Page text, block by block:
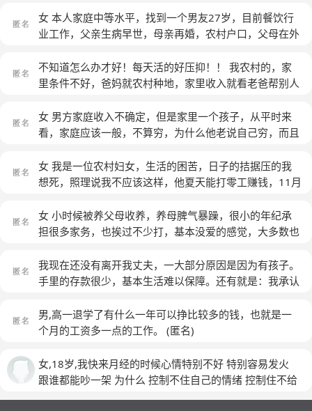
心，每天就钱钱钱。 (匿名)
女 本人家庭中等水平，找到一个男友27岁，目前餐饮行
业工作，父亲生病早世，母亲再婚，农村户口，父母在外
意对方的家境，我自己也很为难和犹豫。我男友应该算是
潜力股，但是不知道未来生活会怎样，都说贫贱夫妻百事
好，难以分开，难道嫁给穷人就一定不会幸福吗？？(匿
名)
不知道怎么办才好！每天活的好压抑！！ 我农村的，家
里条件不好，爸妈就农村种地，家里收入就看老爸帮别人
条件要好！ 我大学毕业，也就找个普通工作，和大部分
人一样！工作也就3000左右了！我老婆比我大两岁，我
后，我老婆在家里太强势了，其本身也是一个比较急躁的
人，在家总是嫌我没主见，没品位！ 这个我倒无所谓，
就是买房了，总说我这人没追求，没远大志向，说跟我过
日子没盼头！ 这让我很苦恼，说实话，我才毕业没多
婆，在家里我家务几乎全包。 只是因为没钱，家里是农
村的，父母虽不要我们的钱，但也没什么钱给我们！ 在
花，老说她同事一会买这个，一会买那个，一会又去哪里
玩，一会又去哪里旅游了，然后就说我挣钱少，不上进，
脑袋死板，甚至还说我没本事。 但总嫌我没本事，我平
时还好，但她老这样说我，我也是个男人，我也有自尊，
我自然会顶她几句，或 者什么话也不说。她一吵架就会
发疯一样，甚至在家里摔东西，说要和我离婚。哎，真的
很郁闷。 觉得活的根苦，很多时候想离婚算了，可是总
女 男方家庭收入不确定，但是家里一个孩子，从平时来
看，家庭应该一般，不算穷，为什么他老说自己穷，而且
入比男方家好，但是他那样的心里我该怎么办，曾经因为
男方说自己家庭不好，说过分手，但是最后挽留回来，现
是，但我希望未来我们可以努力，把日子过好，我想知道
他为什么老说自己穷，我很不理解，(匿名)
女 我是一位农村妇女，生活的困苦，日子的拮据压的我
想死，照理说我不应该这样，他夏天能打零工赚钱，11月
生活水平都提高了，几年前家家都扣啦大棚，干活也都省
人省力，屋里更是窗明几净，暖气烧得热乎的，有的家里
看我们的生活，扣棚浪费钱他舍不得，屋里那，冬天冷的
穿大衣，没暖气，结婚二十年啦 在家里连煤长啥模样也
开啦，有的玻璃和窗框分离一寸左右，秋天都要粘窗缝，
老婆孩子买衣服有病吃药打针的就吵架打仗，炕上铺的一
时买的便宜家具现如今也破烂不堪，省吃俭用，倾家荡产
买车就因为他喜欢。我不知道在这个家里赚钱为啦啥，这
女 小时候被养父母收养，养母脾气暴躁，很小的年纪承
担很多家务，也挨过不少打，基本没爱的感觉，大多数也
基本没有零花钱，每次迟到都是因为做家务耽误时间，每
次举手罚站都是因为学校费用没缴清，每次问养母要钱买
别羡慕但表面要装作无所谓不喜欢吃的样子，因为觉得很
丢脸，等等... 从小的生活经历造就了自尊心比较强的心
直都不幸福，天天为了钱和老公吵架，生活的拮据并不是
不能承受的，只是老公爱念叨说婚后钱都被我花光，婆婆
我现在还没有离开我丈夫，一大部分原因是因为有孩子。
手里的存款很少，基本生活难以保障。还有就是：我承认
一个星期的时间，足够搬离！现在我回想起来，真的！今
年在婚姻里，一整年的时间，有一半的时间，都处在完全
和谐，恐惧、指责、张牙舞爪、面目狰狞、血和泪的教
训。孩子被吓得半夜惊醒、大哭，不知悔改。我不得不接
男,高一退学了有什么一年可以挣比较多的钱，也就是一
个月的工资多一点的工作。 (匿名)
女,18岁,我快来月经的时候心情特别不好 特别容易发火
跟谁都能吵一架 为什么 控制不住自己的情绪 控制住不给